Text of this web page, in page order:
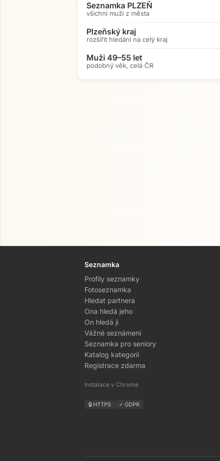
Seznamka PLZEŇ
všichni muži z města
Plzeňský kraj
rozšířit hledání na celý kraj
Muži 49–55 let
podobný věk, celá ČR
Seznamka
Profily seznamky
Fotoseznamka
Hledat partnera
Ona hledá jeho
On hledá ji
Vážné seznámení
Seznamka pro seniory
Katalog kategorií
Registrace zdarma
Instalace v Chrome
🔒 HTTPS ✓ GDPR